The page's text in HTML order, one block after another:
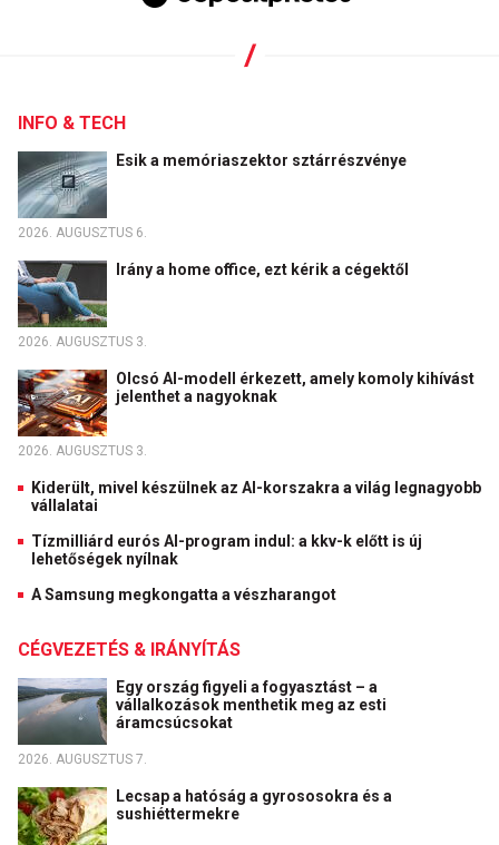
INFO & TECH
Esik a memóriaszektor sztárrészvénye
2026. AUGUSZTUS 6.
Irány a home office, ezt kérik a cégektől
2026. AUGUSZTUS 3.
Olcsó AI-modell érkezett, amely komoly kihívást
jelenthet a nagyoknak
2026. AUGUSZTUS 3.
Kiderült, mivel készülnek az AI-korszakra a világ legnagyobb
vállalatai
Tízmilliárd eurós AI-program indul: a kkv-k előtt is új
lehetőségek nyílnak
A Samsung megkongatta a vészharangot
CÉGVEZETÉS & IRÁNYÍTÁS
Egy ország figyeli a fogyasztást – a
vállalkozások menthetik meg az esti
áramcsúcsokat
2026. AUGUSZTUS 7.
Lecsap a hatóság a gyrososokra és a
sushiéttermekre